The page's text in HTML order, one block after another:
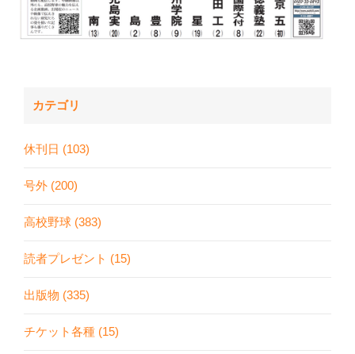
カテゴリ
休刊日 (103)
号外 (200)
高校野球 (383)
読者プレゼント (15)
出版物 (335)
チケット各種 (15)